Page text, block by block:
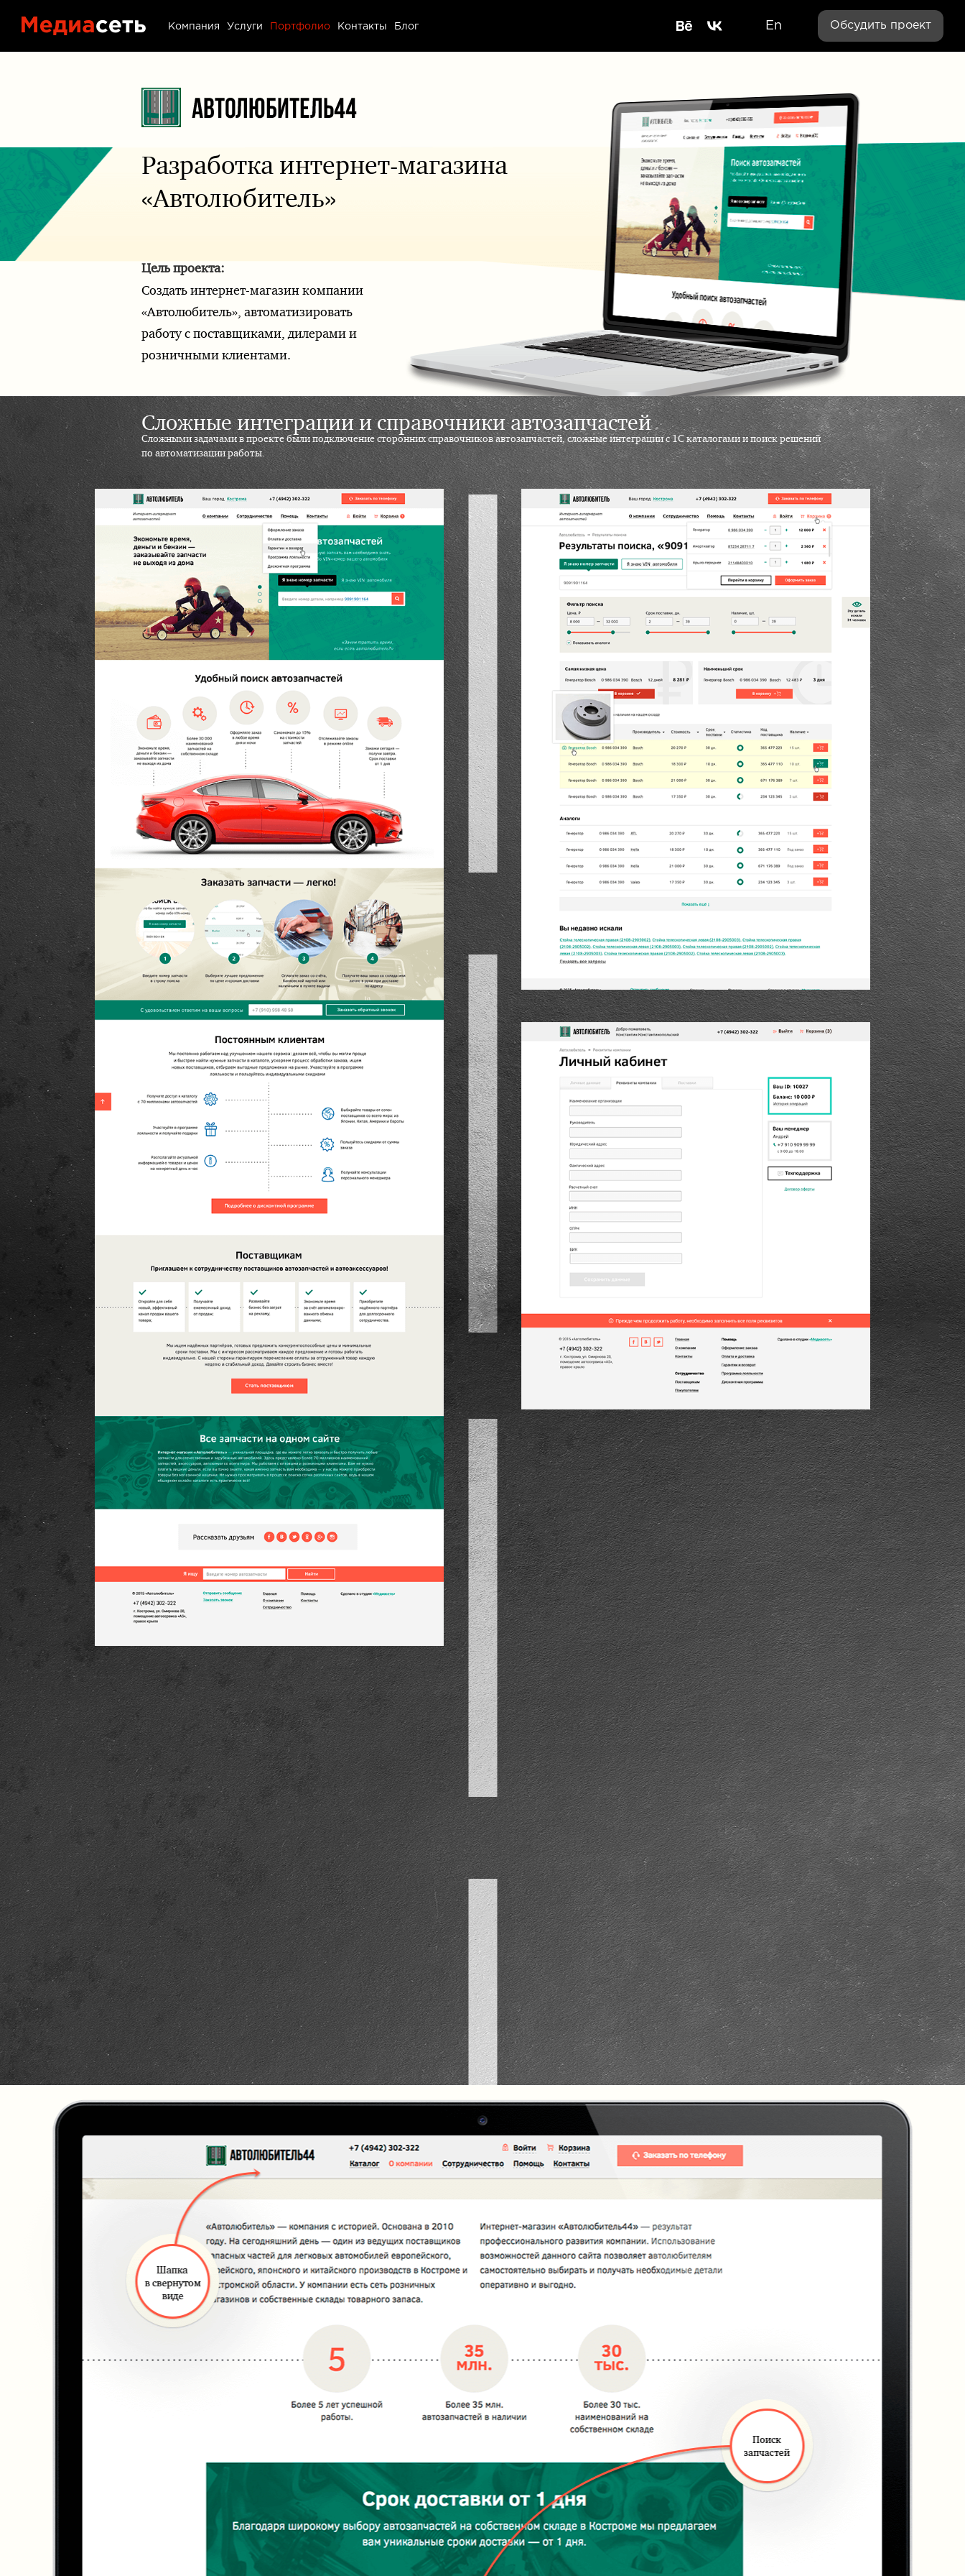
Контакты
Блог
Компания Услуги Портфолио Контакты Блог En Обсудить проект
Разработка интернет-магазина
«Автолюбитель»
Цель проекта:
Создать интернет-магазин компании
«Автолюбитель», автоматизировать
работу с поставщиками, дилерами и
розничными клиентами.
Сложные интеграции и справочники автозапчастей
Сложными задачами в проекте были подключение сторонних справочников автозапчастей, сложные интеграции с 1С каталогами и поиск решений
по автоматизации работы.